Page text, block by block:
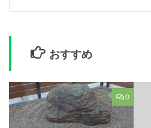
おすすめ
0